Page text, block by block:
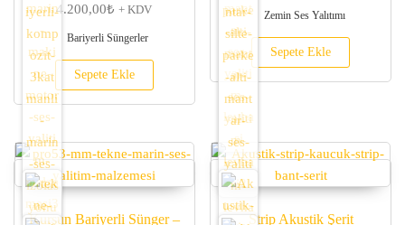
4.200,00₺ + KDV
Bariyerli Süngerler
Sepete Ekle
Zemin Ses Yalıtımı
Sepete Ekle
Kurşun Bariyerli Sünger –
Strip Akustik Şerit